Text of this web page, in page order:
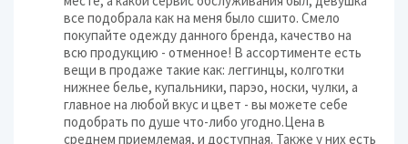
все подобрала как на меня было сшито. Смело
покупайте одежду данного бренда, качество на
всю продукцию - отменное! В ассортименте есть
вещи в продаже такие как: леггинцы, колготки
нижнее белье, купальники, парэо, носки, чулки, а
главное на любой вкус и цвет - вы можете себе
подобрать по душе что-либо угодно.Цена в
среднем приемлемая, и доступная. Также у них есть